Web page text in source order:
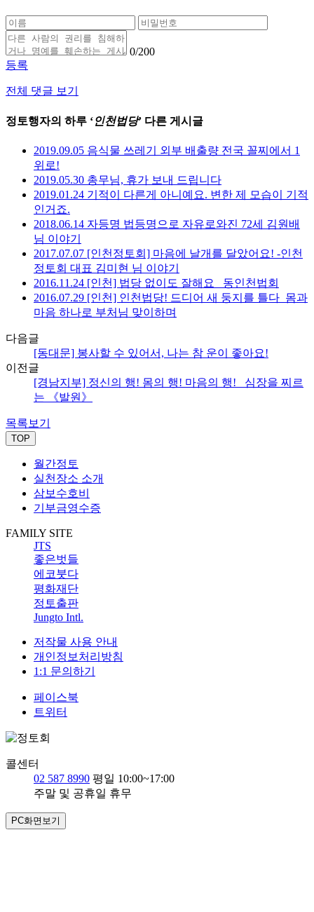
0/200
등록
전체 댓글 보기
정토행자의 하루 ‘인천법당’ 다른 게시글
2019.09.05 음식물 쓰레기 외부 배출량 전국 꼴찌에서 1
위로!
2019.05.30 총무님, 휴가 보내 드립니다
2019.01.24 기적이 다른게 아니예요. 변한 제 모습이 기적
인거죠.
2018.06.14 자등명 법등명으로 자유로와진 72세 김원배
님 이야기
2017.07.07 [인천정토회] 마음에 날개를 달았어요! -인천
정토회 대표 김미현 님 이야기
2016.11.24 [인천] 법당 없이도 잘해요 _동인천법회
2016.07.29 [인천] 인천법당! 드디어 새 둥지를 틀다_몸과
마음 하나로 부처님 맞이하며
다음글
[동대문] 봉사할 수 있어서, 나는 참 운이 좋아요!
이전글
[경남지부] 정신의 행! 몸의 행! 마음의 행! _심장을 찌르
는 《발원》
목록보기
TOP
월간정토
실천장소 소개
삼보수호비
기부금영수증
FAMILY SITE
JTS
좋은벗들
에코붓다
평화재단
정토출판
Jungto Intl.
저작물 사용 안내
개인정보처리방침
1:1 문의하기
페이스북
트위터
콜센터
02 587 8990 평일 10:00~17:00
주말 및 공휴일 휴무
PC화면보기